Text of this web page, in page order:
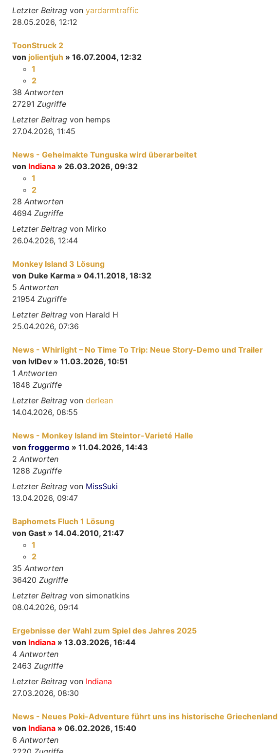
Letzter Beitrag von yardarmtraffic
28.05.2026, 12:12
ToonStruck 2
von jolientjuh » 16.07.2004, 12:32
1
2
38 Antworten
27291 Zugriffe
Letzter Beitrag von hemps
27.04.2026, 11:45
News - Geheimakte Tunguska wird überarbeitet
von Indiana » 26.03.2026, 09:32
1
2
28 Antworten
4694 Zugriffe
Letzter Beitrag von Mirko
26.04.2026, 12:44
Monkey Island 3 Lösung
von Duke Karma » 04.11.2018, 18:32
5 Antworten
21954 Zugriffe
Letzter Beitrag von Harald H
25.04.2026, 07:36
News - Whirlight – No Time To Trip: Neue Story-Demo und Trailer
von lvlDev » 11.03.2026, 10:51
1 Antworten
1848 Zugriffe
Letzter Beitrag von derlean
14.04.2026, 08:55
News - Monkey Island im Steintor-Varieté Halle
von froggermo » 11.04.2026, 14:43
2 Antworten
1288 Zugriffe
Letzter Beitrag von MissSuki
13.04.2026, 09:47
Baphomets Fluch 1 Lösung
von Gast » 14.04.2010, 21:47
1
2
35 Antworten
36420 Zugriffe
Letzter Beitrag von simonatkins
08.04.2026, 09:14
Ergebnisse der Wahl zum Spiel des Jahres 2025
von Indiana » 13.03.2026, 16:44
4 Antworten
2463 Zugriffe
Letzter Beitrag von Indiana
27.03.2026, 08:30
News - Neues Poki-Adventure führt uns ins historische Griechenland
von Indiana » 06.02.2026, 15:40
6 Antworten